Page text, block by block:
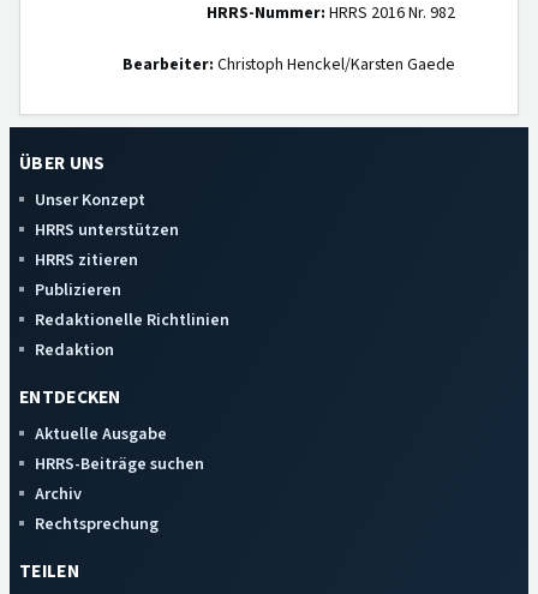
HRRS-Nummer: HRRS 2016 Nr. 982
Bearbeiter: Christoph Henckel/Karsten Gaede
ÜBER UNS
Unser Konzept
HRRS unterstützen
HRRS zitieren
Publizieren
Redaktionelle Richtlinien
Redaktion
ENTDECKEN
Aktuelle Ausgabe
HRRS-Beiträge suchen
Archiv
Rechtsprechung
TEILEN